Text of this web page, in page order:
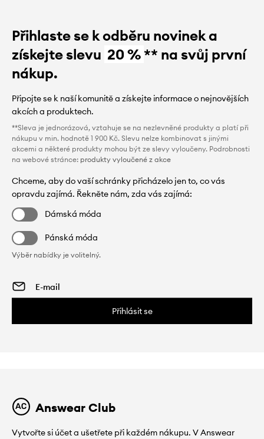
Přihlaste se k odběru novinek a
získejte slevu 20 %** na svůj první
nákup.
Připojte se k naší komunitě a získejte informace o nejnovějších
akcích a produktech.
**Sleva je jednorázová, vztahuje se na nezlevněné produkty a platí při
nákupu v min. hodnotě 1 900 Kč. Slevu nelze kombinovat s jinými
akcemi a některé produkty mohou být ze slevy vyloučeny. Podrobnosti
na webové stránce: produkty vyloučené z akce
Chceme, aby do vaší schránky přicházelo jen to, co vás
opravdu zajímá. Řekněte nám, zda vás zajímá:
Dámská móda
Pánská móda
Výběr nabídky je volitelný.
Přihlásit se
Answear Club
Vytvořte si účet a ušetřete při každém nákupu. V Answear